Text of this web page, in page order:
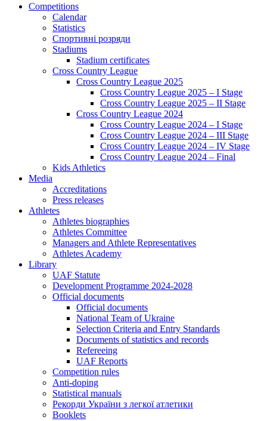
Competitions
Calendar
Statistics
Спортивні розряди
Stadiums
Stadium certificates
Cross Country League
Cross Country League 2025
Cross Country League 2025 – I Stage
Cross Country League 2025 – II Stage
Cross Country League 2024
Cross Country League 2024 – I Stage
Cross Country League 2024 – III Stage
Cross Country League 2024 – IV Stage
Cross Country League 2024 – Final
Kids Athletics
Media
Accreditations
Press releases
Athletes
Athletes biographies
Athletes Committee
Managers and Athlete Representatives
Athletes Academy
Library
UAF Statute
Development Programme 2024-2028
Official documents
Official documents
National Team of Ukraine
Selection Criteria and Entry Standards
Documents of statistics and records
Refereeing
UAF Reports
Competition rules
Anti-doping
Statistical manuals
Рекорди України з легкої атлетики
Booklets